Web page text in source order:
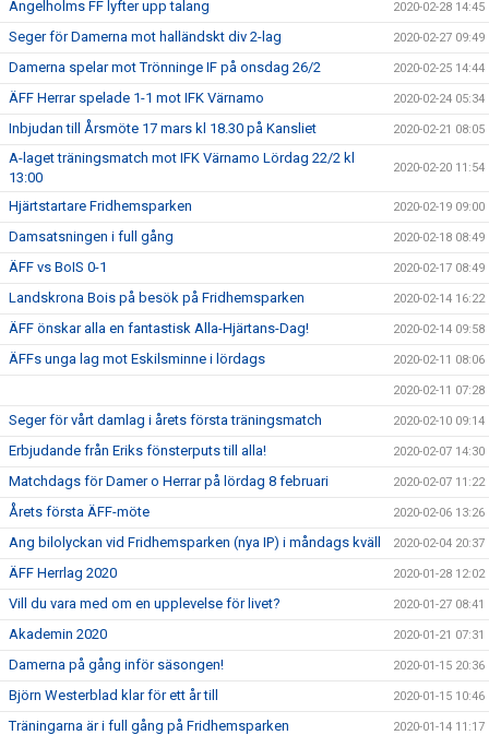
Ängelholms FF lyfter upp talang 2020-02-28 14:45
Seger för Damerna mot halländskt div 2-lag 2020-02-27 09:49
Damerna spelar mot Trönninge IF på onsdag 26/2 2020-02-25 14:44
ÄFF Herrar spelade 1-1 mot IFK Värnamo 2020-02-24 05:34
Inbjudan till Årsmöte 17 mars kl 18.30 på Kansliet 2020-02-21 08:05
A-laget träningsmatch mot IFK Värnamo Lördag 22/2 kl
13:00
2020-02-20 11:54
Hjärtstartare Fridhemsparken 2020-02-19 09:00
Damsatsningen i full gång 2020-02-18 08:49
ÄFF vs BoIS 0-1 2020-02-17 08:49
Landskrona Bois på besök på Fridhemsparken 2020-02-14 16:22
ÄFF önskar alla en fantastisk Alla-Hjärtans-Dag! 2020-02-14 09:58
ÄFFs unga lag mot Eskilsminne i lördags 2020-02-11 08:06
2020-02-11 07:28
Seger för vårt damlag i årets första träningsmatch 2020-02-10 09:14
Erbjudande från Eriks fönsterputs till alla! 2020-02-07 14:30
Matchdags för Damer o Herrar på lördag 8 februari 2020-02-07 11:22
Årets första ÄFF-möte 2020-02-06 13:26
Ang bilolyckan vid Fridhemsparken (nya IP) i måndags kväll 2020-02-04 20:37
ÄFF Herrlag 2020 2020-01-28 12:02
Vill du vara med om en upplevelse för livet? 2020-01-27 08:41
Akademin 2020 2020-01-21 07:31
Damerna på gång inför säsongen! 2020-01-15 20:36
Björn Westerblad klar för ett år till 2020-01-15 10:46
Träningarna är i full gång på Fridhemsparken 2020-01-14 11:17